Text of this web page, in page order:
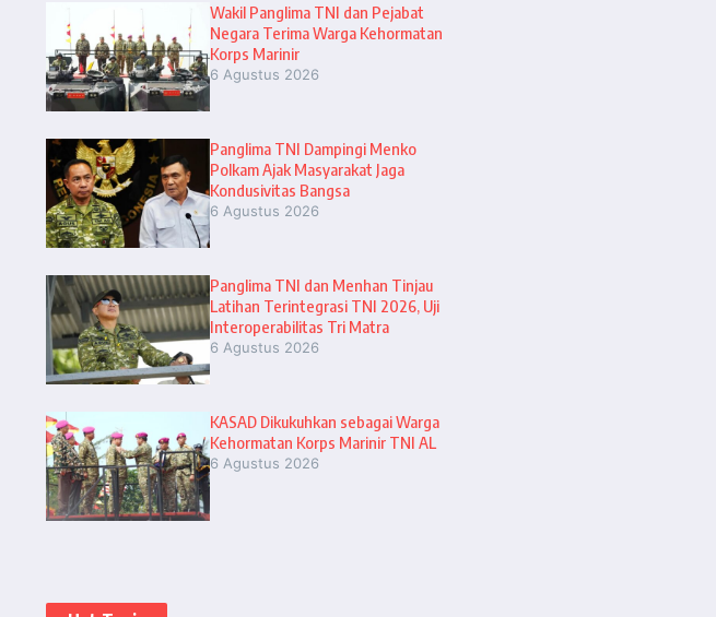
Wakil Panglima TNI dan Pejabat
Negara Terima Warga Kehormatan
Korps Marinir
6 Agustus 2026
Panglima TNI Dampingi Menko
Polkam Ajak Masyarakat Jaga
Kondusivitas Bangsa
6 Agustus 2026
Panglima TNI dan Menhan Tinjau
Latihan Terintegrasi TNI 2026, Uji
Interoperabilitas Tri Matra
6 Agustus 2026
KASAD Dikukuhkan sebagai Warga
Kehormatan Korps Marinir TNI AL
6 Agustus 2026